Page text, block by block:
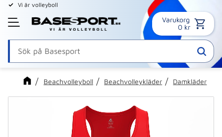
Meny
Vi är volleyboll
Varukorg
0 kr
Beachvolleyboll Beachvolleykläder Damkläder